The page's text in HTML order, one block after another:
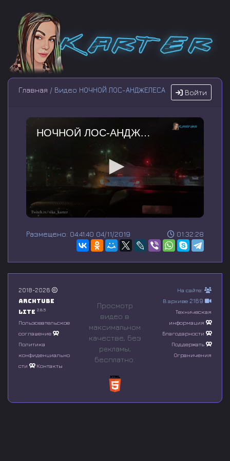
Войти
Главная / Видео НОЧНОЙ ЛОС-АНДЖЕЛЕСА
НОЧНОЙ ЛОС-АНДЖЕЛЕСА
e
n
o
f
0
s
o
n
d
01:32:28
Размещено: 04:41:40 04/11/2019
2018-2026
Archtube
Lite 2.8.5
Пользовательское
соглашение
Политика
конфиденциально
сти
Контакты
Просмотр
видео в
максимальном
качестве, без
рeкламы,
бесплатно.
На сайте:
В архиве 2169
Техническая
информация
Благодарности
Поддержать
Ограничения